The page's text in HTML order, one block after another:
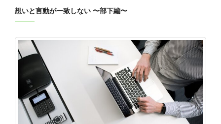
想いと言動が一致しない 〜部下編〜